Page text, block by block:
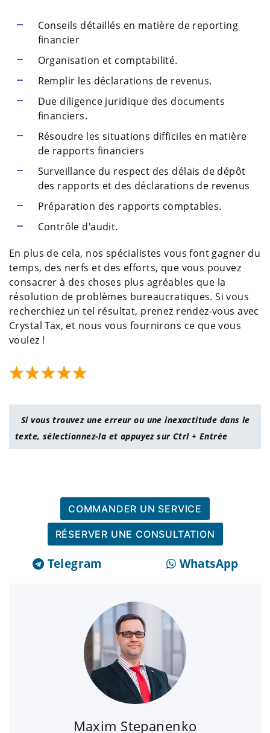
Conseils détaillés en matière de reporting
financier
Organisation et comptabilité.
Remplir les déclarations de revenus.
Due diligence juridique des documents
financiers.
Résoudre les situations difficiles en matière
de rapports financiers
Surveillance du respect des délais de dépôt
des rapports et des déclarations de revenus
Préparation des rapports comptables.
Contrôle d'audit.
En plus de cela, nos spécialistes vous font gagner du
temps, des nerfs et des efforts, que vous pouvez
consacrer à des choses plus agréables que la
résolution de problèmes bureaucratiques. Si vous
recherchiez un tel résultat, prenez rendez-vous avec
Crystal Tax, et nous vous fournirons ce que vous
voulez !
Si vous trouvez une erreur ou une inexactitude dans le
texte, sélectionnez-la et appuyez sur Ctrl + Entrée
COMMANDER UN SERVICE
RÉSERVER UNE CONSULTATION
Telegram WhatsApp
Maxim Stepanenko